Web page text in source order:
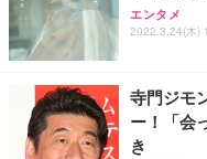
エンタメ
2022.3.24(木)
寺門ジモ
ー！「会
き